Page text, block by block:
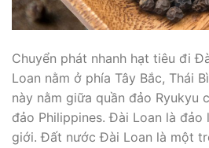
Chuyển phát nhanh hạt tiêu đi
Loan nằm ở phía Tây Bắc, Thái
này nằm giữa quần đảo Ryukyu
đảo Philippines. Đài Loan là
giới. Đất nước Đài Loan là một